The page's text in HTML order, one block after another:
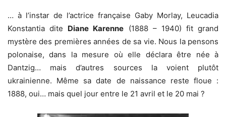
… à l’instar de l’actrice française Gaby Morlay, Leucadia
Konstantia dite Diane Karenne (1888 – 1940) fit grand
mystère des premières années de sa vie. Nous la pensons
polonaise, dans la mesure où elle déclara être née à
Dantzig… mais d’autres sources la voient plutôt
ukrainienne. Même sa date de naissance reste floue :
1888, oui… mais quel jour entre le 21 avril et le 20 mai ?